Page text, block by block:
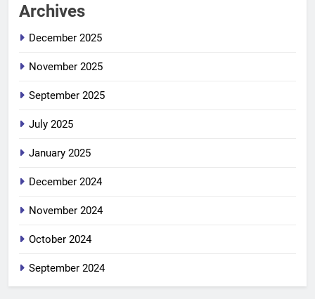
Archives
December 2025
November 2025
September 2025
July 2025
January 2025
December 2024
November 2024
October 2024
September 2024